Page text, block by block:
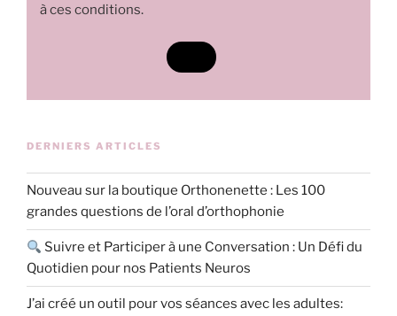
à ces conditions.
DERNIERS ARTICLES
Nouveau sur la boutique Orthonenette : Les 100
grandes questions de l’oral d’orthophonie
Suivre et Participer à une Conversation : Un Défi du
Quotidien pour nos Patients Neuros
J’ai créé un outil pour vos séances avec les adultes: